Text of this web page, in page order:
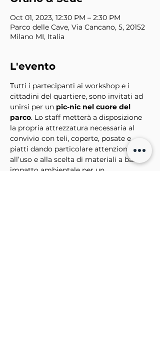
Oct 01, 2023, 12:30 PM – 2:30 PM
Parco delle Cave, Via Cancano, 5, 20152
Milano MI, Italia
L'evento
Tutti i partecipanti ai workshop e i
cittadini del quartiere, sono invitati ad
unirsi per un pic-nic nel cuore del
parco. Lo staff metterà a disposizione
la propria attrezzatura necessaria al
convivio con teli, coperte, posate e
piatti dando particolare attenzione
all’uso e alla scelta di materiali a basso
impatto ambientale per un